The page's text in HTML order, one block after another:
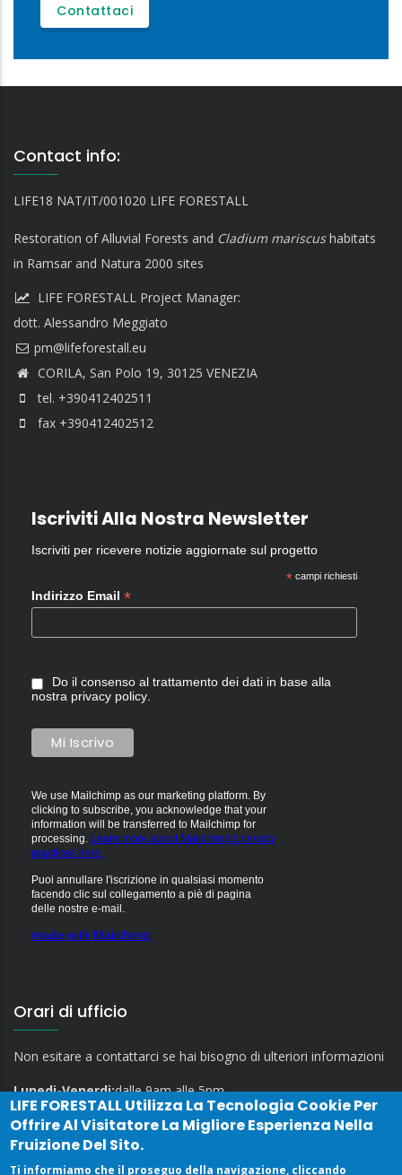
Contattaci
Contact info:
LIFE18 NAT/IT/001020 LIFE FORESTALL
Restoration of Alluvial Forests and Cladium mariscushabitats
in Ramsar and Natura 2000 sites
LIFE FORESTALL Project Manager:
dott. Alessandro Meggiato
CORILA, San Polo 19, 30125 VENEZIA
tel. +390412402511
fax +390412402512
Iscriviti Alla Nostra Newsletter
Iscriviti per ricevere notizie aggiornate sul progetto
*campi richiesti
Indirizzo Email *
Do il consenso al trattamento dei dati in base alla
nostra privacy policy
We use Mailchimp as our marketing platform. By
clicking to subscribe, you acknowledge that your
information will be transferred to Mailchimp for
processing. Learn more about Mailchimp's privacy
practices here.
Puoi annullare l'iscrizione in qualsiasi momento
facendo clic sul collegamento a piè di pagina
delle nostre e-mail.
made with Mailchimp
Orari di ufficio
Non esitare a contattarci se hai bisogno di ulteriori informazioni
Lunedi-Venerdi:dalle 9am alle 5pm
LIFE FORESTALLUtilizza La Tecnologia Cookie Per
Offrire Al Visitatore La Migliore Esperienza Nella
Fruizione Del Sito.
Ti informiamo che il proseguo della navigazione, cliccando